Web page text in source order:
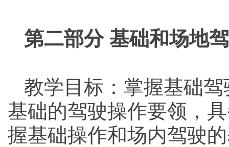
第二部分 基础和场地
教学目标：掌握基础
基础的驾驶操作要领，
握基础操作和场内驾驶